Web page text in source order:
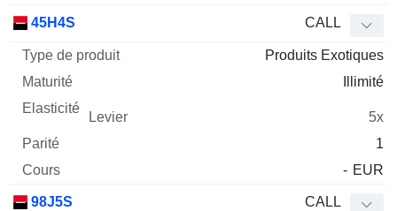
45H4S CALL
Produits Exotiques
Illimité
5x
1
- EUR
98J5S CALL